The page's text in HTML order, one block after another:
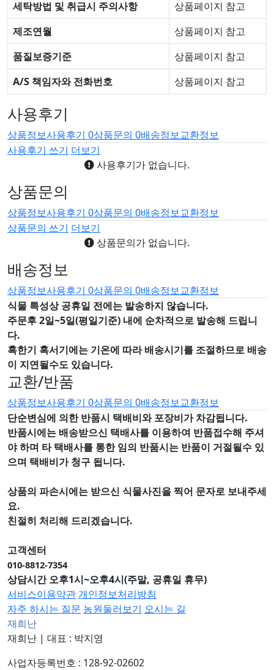
세탁방법 및 취급시 주의사항
상품페이지 참고
제조연월
상품페이지 참고
품질보증기준
상품페이지 참고
A/S 책임자와 전화번호
상품페이지 참고
사용후기
상품정보사용후기 0상품문의 0배송정보교환정보
사용후기 쓰기 더보기
사용후기가 없습니다.
상품문의
상품정보사용후기 0상품문의 0배송정보교환정보
상품문의 쓰기 더보기
상품문의가 없습니다.
배송정보
상품정보사용후기 0상품문의 0배송정보교환정보
식물 특성상 공휴일 전에는 발송하지 않습니다.
주문후 2일~5일(평일기준) 내에 순차적으로 발송해 드립니
다.
혹한기 혹서기에는 기온에 따라 배송시기를 조절하므로 배송
이 지연될수도 있습니다.
교환/반품
상품정보사용후기 0상품문의 0배송정보교환정보
단순변심에 의한 반품시 택배비와 포장비가 차감됩니다.
반품시에는 배송받으신 택배사를 이용하여 반품접수해 주셔
야 하며 타 택배사를 통한 임의 반품시는 반품이 거절될수 있
으며 택배비가 청구 됩니다.
상품의 파손시에는 받으신 식물사진을 찍어 문자로 보내주세
요.
친절히 처리해 드리겠습니다.
고객센터
010-8812-7354
상담시간 오후1시~오후4시(주말, 공휴일 휴무)
서비스이용약관 개인정보처리방침
자주 하시는 질문 농원둘러보기 오시는 길
재희난
재희난 | 대표 : 박지영
사업자등록번호 : 128-92-02602